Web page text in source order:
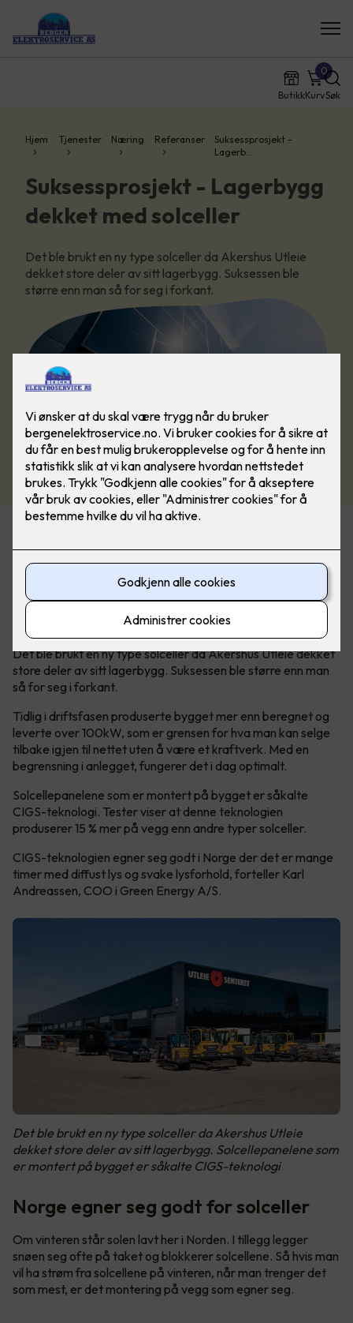
ButikkKurv
0
Søk
Hjem Tjenester Næring Referanser
Suksessprosjekt -
Lagerb…
Suksessprosjekt - Lagerbygg
dekket med solceller
Det ble brukt en ny type solceller da Akershus Utleie
dekket store deler av sitt lagerbygg. Suksessen ble
større enn man så for seg i forkant.
seg godt til solceller
- det viser pilotprosjektet hos Akershus
Det ble brukt en ny type solceller da Akershus Utleie dekket
store deler av sitt lagerbygg. Suksessen ble større enn man
så for seg i forkant.
Tidlig i driftsfasen produserte bygget mer enn beregnet og
leverte over 100kW, som er grensen for hva man kan selge
tilbake igjen til nettet uten å være et kraftverk. Med en
begrensning i anlegget, fungerer det i dag optimalt.
Solcellepanelene som er montert på bygget er såkalte
CIGS-teknologi. Tester viser at denne teknologien
produserer 15 % mer på vegg enn andre typer solceller.
CIGS-teknologien egner seg godt i Norge der det er mange
timer med diffust lys og svake lysforhold, forteller Karl
Andreassen, COO i Green Energy A/S.
Det ble brukt en ny type solceller da Akershus Utleie
dekket store deler av sitt lagerbygg. Solcellepanelene som
er montert på bygget er såkalte CIGS-teknologi
Norge egner seg godt for solceller
Om vinteren står solen lavt her i Norden. I tillegg legger
snøen seg ofte på taket og blokkerer solcellene. Så hvis man
vil ha strøm fra solcellene på vinteren, når man trenger det
som mest, er det montering på vegg som egner seg.